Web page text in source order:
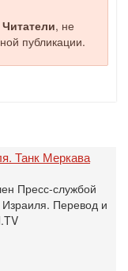
Читатели, не
публикации.
Танк Меркава
Пресс-службой
Перевод и